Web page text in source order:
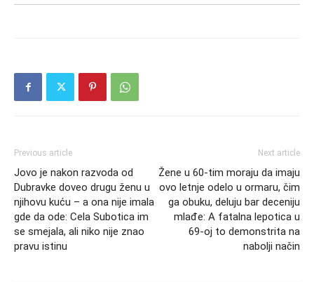
Previous article
Jovo je nakon razvoda od
Dubravke doveo drugu ženu u
njihovu kuću – a ona nije imala
gde da ode: Cela Subotica im
se smejala, ali niko nije znao
pravu istinu
Next article
Žene u 60-tim moraju da imaju
ovo letnje odelo u ormaru, čim
ga obuku, deluju bar deceniju
mlađe: A fatalna lepotica u
69-oj to demonstrita na
nabolji način